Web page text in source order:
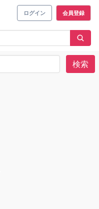
ログイン 会員登録
検索